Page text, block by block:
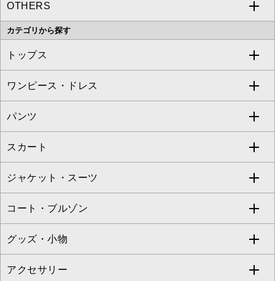
MK MICHEL KLEIN
OFUON le MK
MICHEL KLEIN HOMME
MK MICHEL KLEIN HOMME
a.v.v
OTHERS
MK MICHEL KLEIN BAG
カテゴリから探す
トップス
すべてのトップス
カットソー・Tシャツ
ブラウス・シャツ
ニット・セーター
カーディガン
アンサンブルセット
ベスト・ジレ
ワンピース・ドレス
すべてのワンピース・ドレス
ワンピース
ドレス
チュニック
ジャンパースカート
その他のワンピース・ドレス
パンツ
すべてのパンツ
フルレングスパンツ
クロップド・半端丈パンツ
ガウチョ・ワイドパンツ
ハーフ・ショート丈パンツ
スカート
すべてのスカート
ロング・マキシ丈スカート
ひざ丈スカート
ミモレ丈スカート
ジャケット・スーツ
すべてのジャケット・スーツ
テーラードジャケット
ノーカラージャケット
コート・ブルゾン
すべてのコート・ブルゾン
トレンチコート
グッズ・小物
すべてのグッズ・小物
アクセサリー